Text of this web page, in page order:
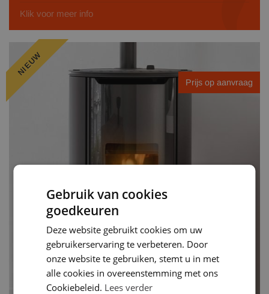
Klik voor meer info
NIEUW
Prijs op aanvraag
Gebruik van cookies
goedkeuren
Deze website gebruikt cookies om uw
gebruikerservaring te verbeteren. Door
onze website te gebruiken, stemt u in met
alle cookies in overeenstemming met ons
Cookiebeleid. Lees verder